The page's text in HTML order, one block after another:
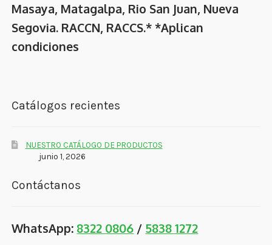
Masaya, Matagalpa, Rio San Juan, Nueva
Segovia. RACCN, RACCS.* *Aplican
condiciones
Catálogos recientes
NUESTRO CATÁLOGO DE PRODUCTOS
junio 1, 2026
Contáctanos
WhatsApp: 8322 0806 / 5838 1272